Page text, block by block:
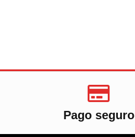
Pago seguro